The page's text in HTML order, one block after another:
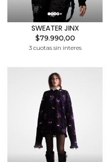
SWEATER JINX
$79.990,00
3 cuotas sin interes